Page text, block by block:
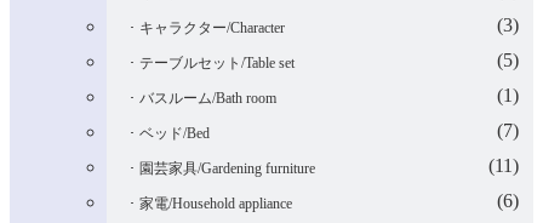
キャラクター/Character (3)
テーブルセット/Table set (5)
バスルーム/Bath room (1)
ベッド/Bed (7)
園芸家具/Gardening furniture (11)
家電/Household appliance (6)